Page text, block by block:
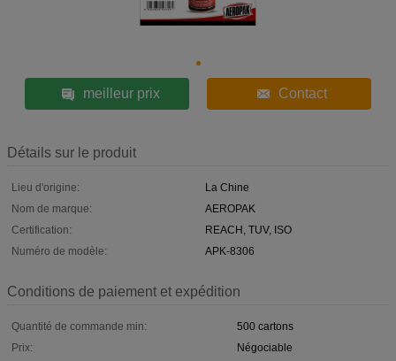
meilleur prix Contact
Détails sur le produit
Lieu d'origine:
La Chine
Nom de marque:
AEROPAK
Certification:
REACH, TUV, ISO
Numéro de modèle:
APK-8306
Conditions de paiement et expédition
Quantité de commande min:
500 cartons
Prix:
Négociable